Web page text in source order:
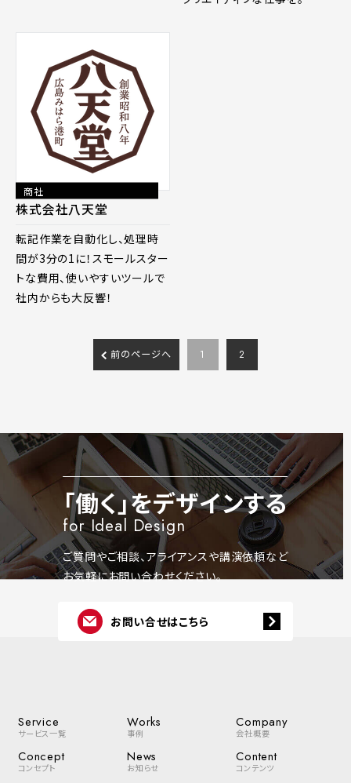
商社
株式会社八天堂
転記作業を自動化し、処理時
間が3分の1に！スモールスター
トな費用、使いやすいツールで
社内からも大反響！
前のページへ 1 2
「働く」をデザインする
for Ideal Design
ご質問やご相談、アライアンスや講演依頼など
お気軽にお問い合わせください。
お問い合せはこちら
Service
サービス一覧
Works
事例
Company
会社概要
Concept
コンセプト
News
お知らせ
Content
コンテンツ